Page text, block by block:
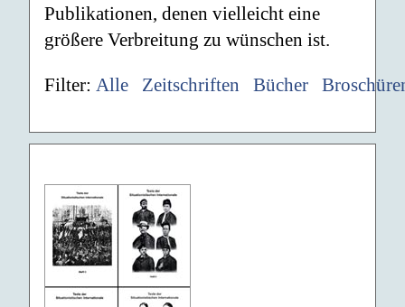
Publikationen, denen vielleicht eine
größere Verbreitung zu wünschen ist.
Filter: Alle Zeitschriften Bücher